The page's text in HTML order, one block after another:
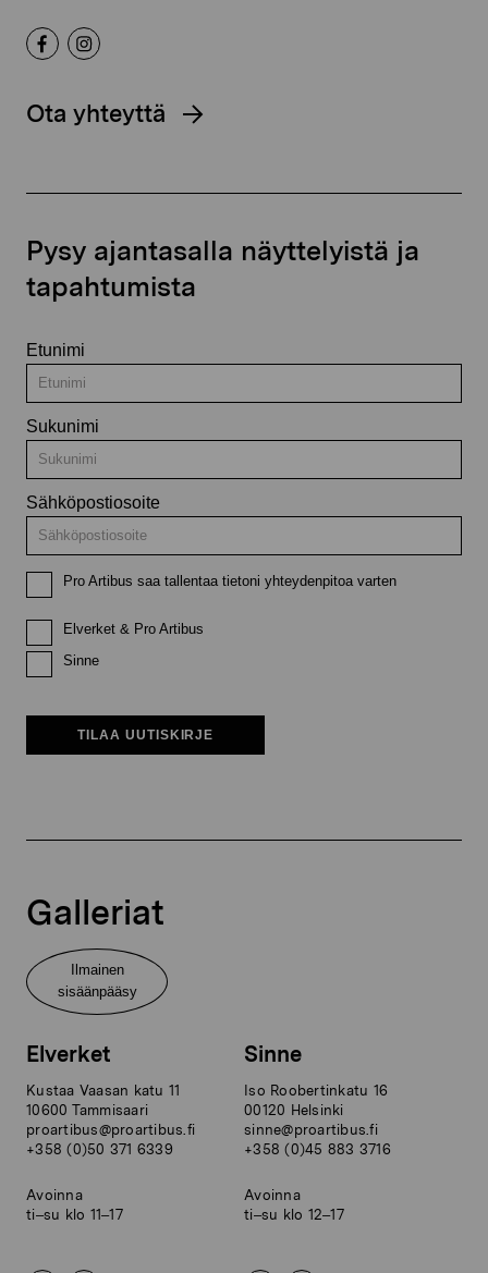
Ota yhteyttä
Pysy ajantasalla näyttelyistä ja
tapahtumista
Etunimi
Sukunimi
Sähköpostiosoite
Pro Artibus saa tallentaa tietoni yhteydenpitoa varten
Elverket & Pro Artibus
Sinne
TILAA UUTISKIRJE
Galleriat
Ilmainen
sisäänpääsy
Elverket
Kustaa Vaasan katu 11
10600 Tammisaari
proartibus@proartibus.fi
+358 (0)50 371 6339
Avoinna
ti–su klo 11–17
Sinne
Iso Roobertinkatu 16
00120 Helsinki
sinne@proartibus.fi
+358 (0)45 883 3716
Avoinna
ti–su klo 12–17